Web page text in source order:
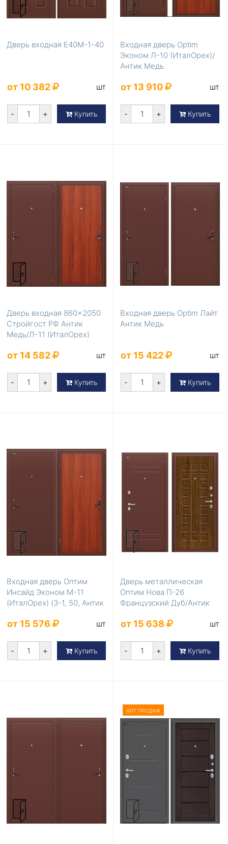
Дверь входная Е40М-1-40
от 10 382 шт
- + Купить
Входная дверь Optim
Эконом Л-10 (ИталОрех)/
Антик Медь
от 13 910 шт
- + Купить
Дверь входная 860×2050
Стройгост РФ Антик
Медь/Л-11 (ИталОрех)
от 14 582 шт
- + Купить
Входная дверь Optim Лайт
Антик Медь
от 15 422 шт
- + Купить
Входная дверь Оптим
Инсайд Эконом М-11
(ИталОрех) (З-1, 50, Антик
от 15 576 шт
- + Купить
Дверь металлическая
Оптим Нова П-26
Французский Дуб/Антик
от 15 638 шт
- + Купить
ХИТ ПРОДАЖ